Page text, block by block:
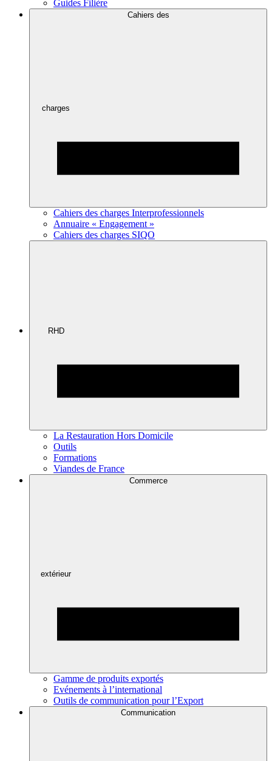
Guides Filière
Cahiers des
charges
Cahiers des charges Interprofessionnels
Annuaire « Engagement »
Cahiers des charges SIQO
RHD
La Restauration Hors Domicile
Outils
Formations
Viandes de France
Commerce
extérieur
Gamme de produits exportés
Evénements à l’international
Outils de communication pour l’Export
Communication